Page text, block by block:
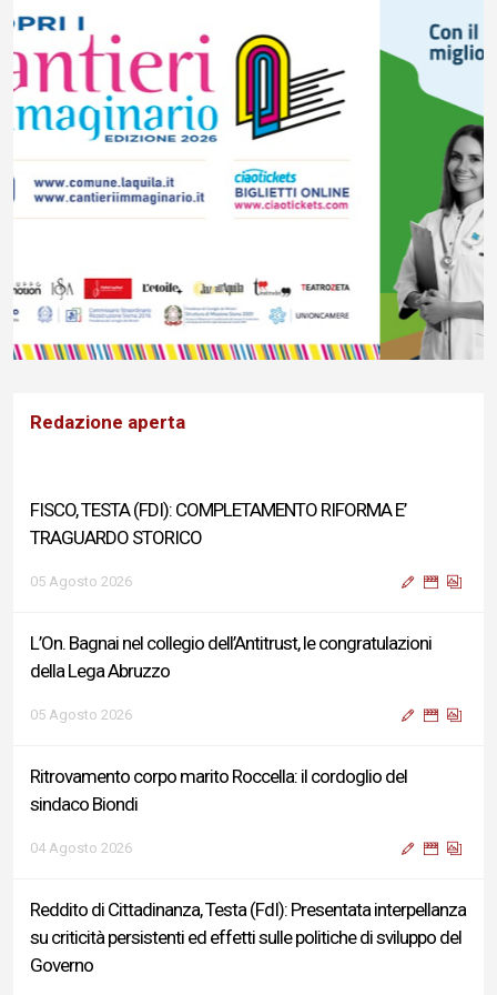
Redazione aperta
FISCO, TESTA (FDI): COMPLETAMENTO RIFORMA E’
TRAGUARDO STORICO
05 Agosto 2026
L’On. Bagnai nel collegio dell’Antitrust, le congratulazioni
della Lega Abruzzo
05 Agosto 2026
Ritrovamento corpo marito Roccella: il cordoglio del
sindaco Biondi
04 Agosto 2026
Reddito di Cittadinanza, Testa (FdI): Presentata interpellanza
su criticità persistenti ed effetti sulle politiche di sviluppo del
Governo